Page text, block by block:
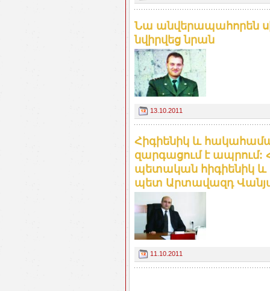
Նա անվերապահորեն
նվիրվեց նրան
13.10.2011
Հիգիենիկ և
զարգացում է
պետական հիգիենիկ
պետ Արտավազդ
11.10.2011